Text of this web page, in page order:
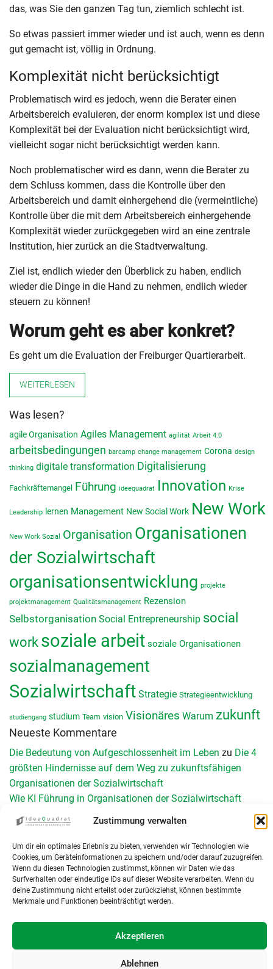
Zustimmung verwalten
Um dir ein optimales Erlebnis zu bieten, verwenden wir Technologien wie
Cookies, um Geräteinformationen zu speichern und/oder darauf zuzugreifen.
Wenn du diesen Technologien zustimmst, können wir Daten wie das
Surfverhalten oder eindeutige IDs auf dieser Website verarbeiten. Wenn du
deine Zustimmung nicht erteilst oder zurückziehst, können bestimmte
Merkmale und Funktionen beeinträchtigt werden.
Akzeptieren
Ablehnen
das, was Sie den ganzen Tag tun, ziemlich schlecht ist.
So etwas passiert immer wieder und ist auch, wenn es denn
gut gemacht ist, völlig in Ordnung.
Komplexität nicht berücksichtigt
Problematisch wird es jedoch, wenn die Berater einen
Arbeitsbereich evaluieren, der enorm komplex ist und diese
Komplexität bei der Evaluation nicht berücksichtigt wird,
vielleicht sogar nicht berücksichtigt werden kann.
Noch problematischer wird es dann, wenn die Berater zu
dem Schluss kommen, dass die Kontrolle über den
Arbeitsbereich und damit einhergehend die (vermeintliche)
Kontrolle über die mit dem Arbeitsbereich einhergehende
Komplexität wieder zurückgegeben wird an eine zentrale
Institution, hier zurück an die Stadtverwaltung.
Ziel ist, endlich wieder den Überblick zu haben, endlich
wieder die Dinge in die Hand zu nehmen, endlich wieder
steuern zu können!
Worum geht es aber konkret?
Es geht um die Evaluation der Freiburger Quartierarbeit.
WEITERLESEN
Was lesen?
agile Organisation Agiles Management agilität Arbeit 4.0
arbeitsbedingungen barcamp change management Corona design
thinking digitale transformation Digitalisierung
Fachkräftemangel Führung ideequadrat Innovation Krise
Leadership lernen Management New Social Work New Work
New Work Sozial Organisation Organisationen
der Sozialwirtschaft
organisationsentwicklung projekte
projektmanagement Qualitätsmanagement Rezension
Selbstorganisation Social Entrepreneurship social
work soziale arbeit soziale Organisationen
sozialmanagement
Sozialwirtschaft Strategie Strategieentwicklung
studiengang studium Team vision Visionäres Warum zukunft
Neueste Kommentare
Die Bedeutung von Aufgeschlossenheit im Leben zu Die 4
größten Hindernisse auf dem Weg zu zukunftsfähigen
Organisationen der Sozialwirtschaft
Wie KI Führung in Organisationen der Sozialwirtschaft
Sozialwirtschaft verändert – Teil 1
Schnittstellen management: Reibungslos versorgen 2026
Schnittstellenmanagement in Organisationen der Sozialen
Arbeit: Herausforderungen, Chancen und konkrete
Umsetzung
Teamperformance Messung: Wirksame Teamentwicklung
durch DiagnosezuDas GRPI-Modell zur Teamentwicklung
KI und Digitalisierung in der Sozialwirtschaft: Neun
Leitorientierungen für Führungskräfte - IdeeQuadratzuWas
sind Organisationen – eine Einführung